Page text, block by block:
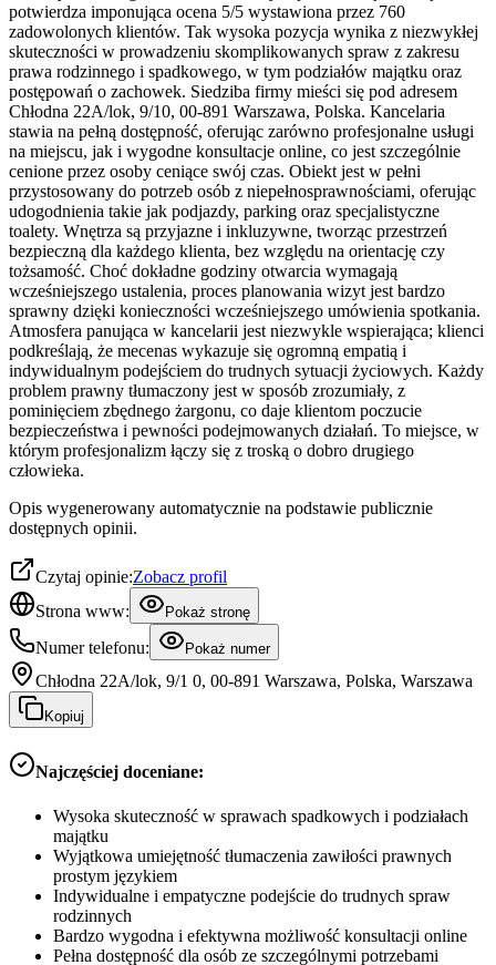
potwierdza imponująca ocena 5/5 wystawiona przez 760
zadowolonych klientów. Tak wysoka pozycja wynika z niezwykłej
skuteczności w prowadzeniu skomplikowanych spraw z zakresu
prawa rodzinnego i spadkowego, w tym podziałów majątku oraz
postępowań o zachowek. Siedziba firmy mieści się pod adresem
Chłodna 22A/lok, 9/10, 00-891 Warszawa, Polska. Kancelaria
stawia na pełną dostępność, oferując zarówno profesjonalne usługi
na miejscu, jak i wygodne konsultacje online, co jest szczególnie
cenione przez osoby ceniące swój czas. Obiekt jest w pełni
przystosowany do potrzeb osób z niepełnosprawnościami, oferując
udogodnienia takie jak podjazdy, parking oraz specjalistyczne
toalety. Wnętrza są przyjazne i inkluzywne, tworząc przestrzeń
bezpieczną dla każdego klienta, bez względu na orientację czy
tożsamość. Choć dokładne godziny otwarcia wymagają
wcześniejszego ustalenia, proces planowania wizyt jest bardzo
sprawny dzięki konieczności wcześniejszego umówienia spotkania.
Atmosfera panująca w kancelarii jest niezwykle wspierająca; klienci
podkreślają, że mecenas wykazuje się ogromną empatią i
indywidualnym podejściem do trudnych sytuacji życiowych. Każdy
problem prawny tłumaczony jest w sposób zrozumiały, z
pominięciem zbędnego żargonu, co daje klientom poczucie
bezpieczeństwa i pewności podejmowanych działań. To miejsce, w
którym profesjonalizm łączy się z troską o dobro drugiego
człowieka.
Opis wygenerowany automatycznie na podstawie publicznie
dostępnych opinii.
Czytaj opinie:Zobacz profil
Strona www:
Pokaż stronę
Numer telefonu: Pokaż numer
C​h​ł​o​d​n​a​ ​2​2​A​/​l​o​k, 9​/​1 0, 00-891 Warszawa, Polska, Warszawa
Kopiuj
Najczęściej doceniane:
Wysoka skuteczność w sprawach spadkowych i podziałach
majątku
Wyjątkowa umiejętność tłumaczenia zawiłości prawnych
prostym językiem
Indywidualne i empatyczne podejście do trudnych spraw
rodzinnych
Bardzo wygodna i efektywna możliwość konsultacji online
Pełna dostępność dla osób ze szczególnymi potrzebami